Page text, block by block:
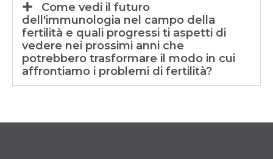
Come vedi il futuro
dell'immunologia nel campo della
fertilità e quali progressi ti aspetti di
vedere nei prossimi anni che
potrebbero trasformare il modo in cui
affrontiamo i problemi di fertilità?